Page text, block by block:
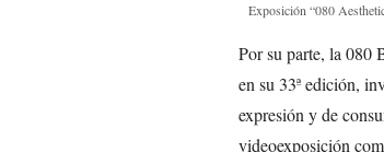
Exposición “080
Por su parte, la 080
en su 33ª edición,
expresión y de
videoexposición